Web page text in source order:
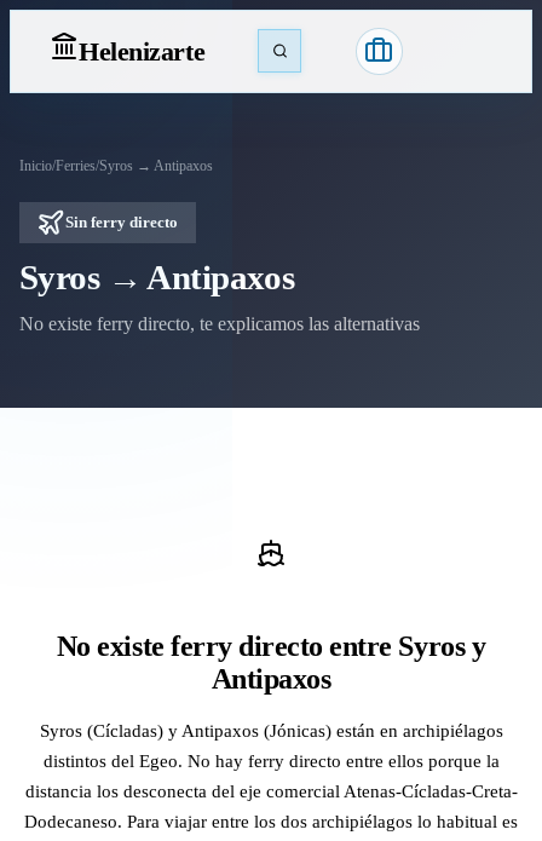
Helenizarte
Inicio/Ferries/Syros → Antipaxos
Sin ferry directo
Syros → Antipaxos
No existe ferry directo, te explicamos las alternativas
No existe ferry directo entre Syros y
Antipaxos
Syros (Cícladas) y Antipaxos (Jónicas) están en archipiélagos
distintos del Egeo. No hay ferry directo entre ellos porque la
distancia los desconecta del eje comercial Atenas-Cícladas-Creta-
Dodecaneso. Para viajar entre los dos archipiélagos lo habitual es